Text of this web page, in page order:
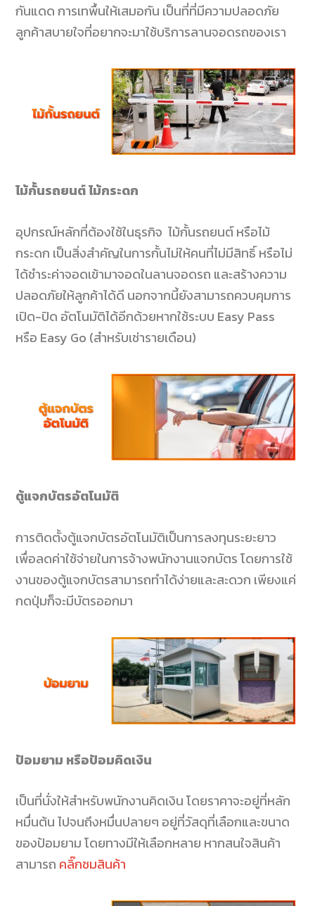
กันแดด การเทพื้นให้เสมอกัน เป็นที่ที่มีความปลอดภัย
ลูกค้าสบายใจที่อยากจะมาใช้บริการลานจอดรถของเรา
ไม้กั้นรถยนต์ ไม้กระดก
อุปกรณ์หลักที่ต้องใช้ในธุรกิจ ไม้กั้นรถยนต์ หรือไม้
กระดก เป็นสิ่งสำคัญในการกั้นไม่ให้คนที่ไม่มีสิทธิ์ หรือไม่
ได้ชำระค่าจอดเข้ามาจอดในลานจอดรถ และสร้างความ
ปลอดภัยให้ลูกค้าได้ดี นอกจากนี้ยังสามารถควบคุมการ
เปิด-ปิด อัตโนมัติได้อีกด้วยหากใช้ระบบ Easy Pass
หรือ Easy Go (สำหรับเช่ารายเดือน)
ตู้แจกบัตรอัตโนมัติ
การติดตั้งตู้แจกบัตรอัตโนมัติเป็นการลงทุนระยะยาว
เพื่อลดค่าใช้จ่ายในการจ้างพนักงานแจกบัตร โดยการใช้
งานของตู้แจกบัตรสามารถทำได้ง่ายและสะดวก เพียงแค่
กดปุ่มก็จะมีบัตรออกมา
ป้อมยาม หรือป้อมคิดเงิน
เป็นที่นั่งให้สำหรับพนักงานคิดเงิน โดยราคาจะอยู่ที่หลัก
หมื่นต้น ไปจนถึงหมื่นปลายๆ อยู่ที่วัสดุที่เลือกและขนาด
ของป้อมยาม โดยทางมีให้เลือกหลาย หากสนใจสินค้า
สามารถ คลิ๊กชมสินค้า